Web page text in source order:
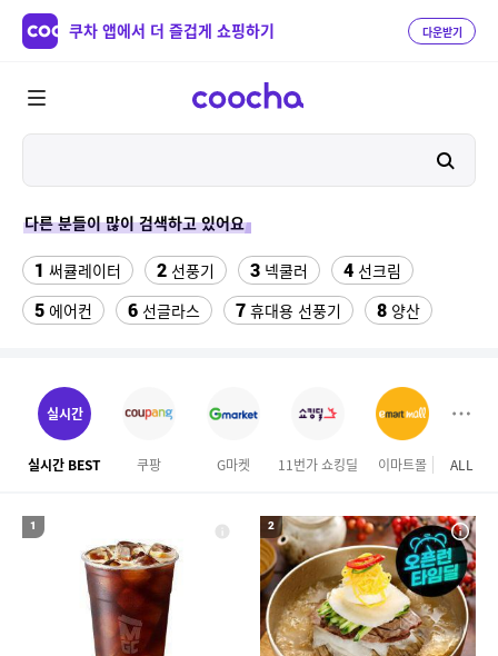
쿠차 앱에서 더 즐겁게 쇼핑하기 다운받기
다른 분들이 많이 검색하고 있어요
1 써큘레이터 2 선풍기 3 넥쿨러 4 선크림
5 에어컨 6 선글라스 7 휴대용 선풍기 8 양산
12 팔찌부자재
14 롯데월드 자유이용권 16 엄마옷
17 엘칸토 18 19 슬리퍼 ALL
실시간
실시간 BEST 쿠팡 G마켓 11번가 쇼킹딜 이마트몰 오늘
1 2